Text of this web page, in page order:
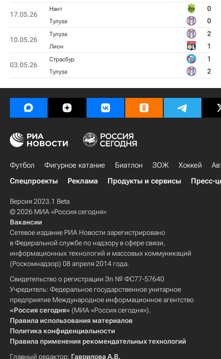
17.05.26
Нант 0
Тулуза 0
10.05.26
Тулуза 2
Лион 1
03.05.26
Страсбур 1
Тулуза 2
Футбол Фигурное катание Биатлон ЗОЖ Хоккей
Спецпроекты
Реклама Продукты и сервисы Пресс-
Версия 2023.1 Beta
© 2026 МИА «Россия сегодня»
Вакансии
Сетевое издание РИА Новости зарегистрировано
в Федеральной службе по надзору в сфере связи,
информационных технологий и массовых коммуникаций
(Роскомнадзор) 08 апреля 2014 года.
Свидетельство о регистрации Эл № ФС77-57640
Учредитель: Федеральное государственное унитарное
предприятие Международное информационное агентство
«Россия сегодня» (МИА «Россия сегодня»).
Правила использования материалов
Политика конфиденциальности
Правила применения рекомендательных технологий
Главный редактор: Гаврилова А.В.